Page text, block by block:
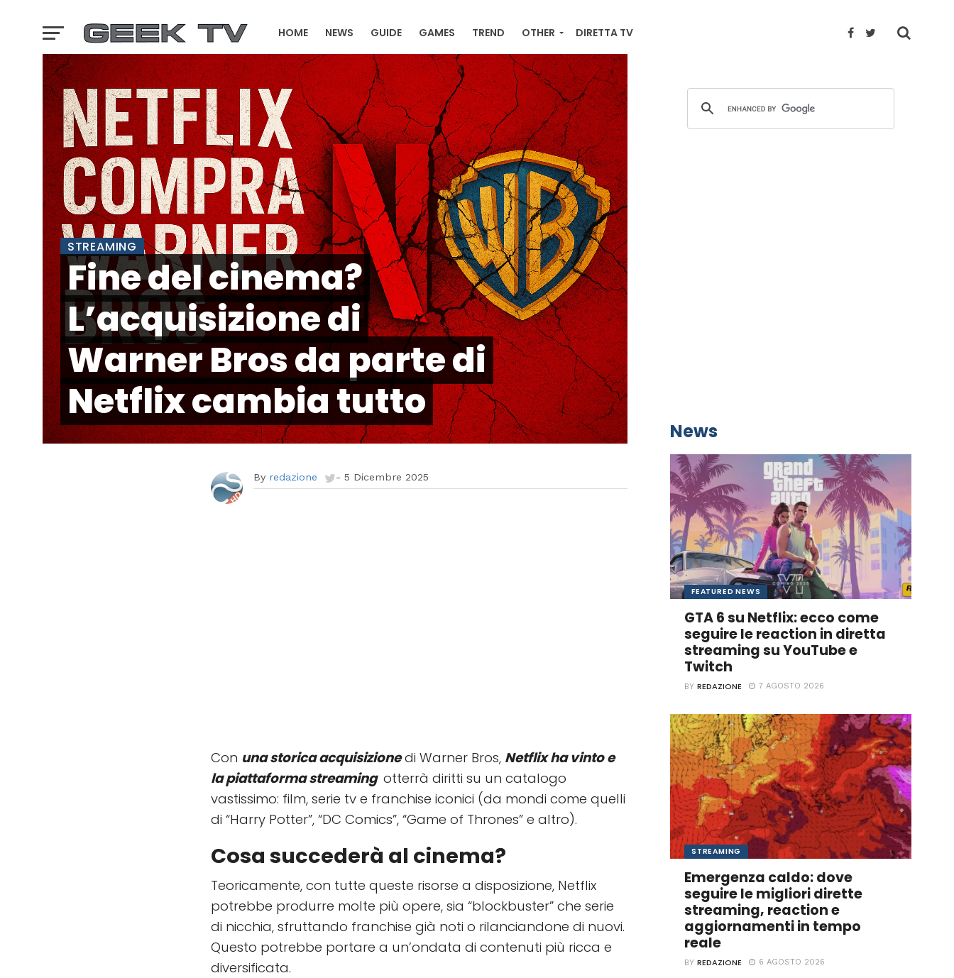
HOME NEWS GUIDE GAMES TREND OTHER DIRETTA TV
GTA 6 TRACKER ONLINE , ULTIME NEWS, ORDINI E DOWNLOAD
STREAMING
Fine del cinema?
L’acquisizione di
Warner Bros da parte di
Netflix cambia tutto
By redazione -5 Dicembre 2025
Con una storica acquisizionedi Warner Bros, Netflix ha vinto e
la piattaforma streaming otterrà diritti su un catalogo
vastissimo: film, serie tv e franchise iconici (da mondi come quelli
di “Harry Potter”, “DC Comics”, “Game of Thrones” e altro).
Cosa succederà al cinema?
Teoricamente, con tutte queste risorse a disposizione, Netflix
potrebbe produrre molte più opere, sia “blockbuster” che serie
di nicchia, sfruttando franchise già noti o rilanciandone di nuovi.
Questo potrebbe portare a un’ondata di contenuti più ricca e
diversificata.
News
FEATURED NEWS
GTA 6 su Netflix: ecco come
seguire le reaction in diretta
streaming su YouTube e
Twitch
BYREDAZIONE 7 AGOSTO 2026
STREAMING
Emergenza caldo: dove
seguire le migliori dirette
streaming, reaction e
aggiornamenti in tempo
reale
BYREDAZIONE 6 AGOSTO 2026